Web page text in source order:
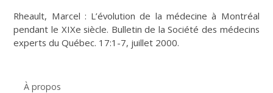
À propos
Rheault, Marcel : L’évolution de la médecine à Montréal
pendant le XIXe siècle. Bulletin de la Société des médecins
experts du Québec. 17:1-7, juillet 2000.